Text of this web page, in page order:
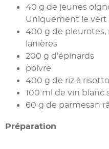
40 g de jeunes
Uniquement le vert
400 g de
lanières
200 g d’épinards
poivre
400 g de riz à risotto
100 ml de vin blanc
60 g de parmesan
Préparation